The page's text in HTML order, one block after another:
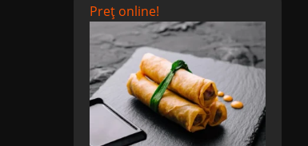
Preț online!